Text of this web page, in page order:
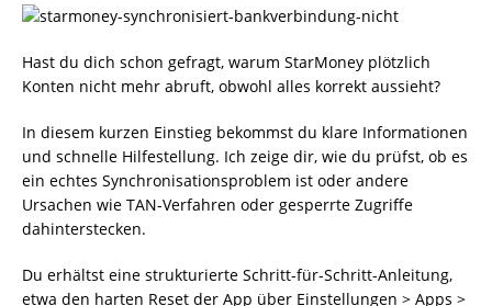
Hast du dich schon gefragt, warum StarMoney plötzlich
Konten nicht mehr abruft, obwohl alles korrekt aussieht?
In diesem kurzen Einstieg bekommst du klare Informationen
und schnelle Hilfestellung. Ich zeige dir, wie du prüfst, ob es
ein echtes Synchronisationsproblem ist oder andere
Ursachen wie TAN-Verfahren oder gesperrte Zugriffe
dahinterstecken.
Du erhältst eine strukturierte Schritt-für-Schritt-Anleitung,
etwa den harten Reset der App über Einstellungen > Apps >